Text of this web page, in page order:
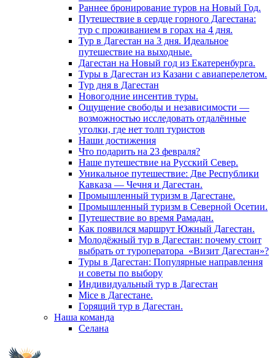
Раннее бронирование туров на Новый Год.
Путешествие в сердце горного Дагестана:
тур с проживанием в горах на 4 дня.
Тур в Дагестан на 3 дня. Идеальное
путешествие на выходные.
Дагестан на Новый год из Екатеренбурга.
Туры в Дагестан из Казани с авиаперелетом.
Тур дня в Дагестан
Новогодние инсентив туры.
Ощущение свободы и независимости —
возможностью исследовать отдалённые
уголки, где нет толп туристов
Наши достижения
Что подарить на 23 февраля?
Наше путешествие на Русский Север.
Уникальное путешествие: Две Республики
Кавказа — Чечня и Дагестан.
Промышленный туризм в Дагестане.
Промышленный туризм в Северной Осетии.
Путешествие во время Рамадан.
Как появился маршрут Южный Дагестан.
Молодёжный тур в Дагестан: почему стоит
выбрать от туроператора «Визит Дагестан»?
Туры в Дагестан: Популярные направлення
и советы по выбору
Индивидуальный тур в Дагестан
Mice в Дагестане.
Горящий тур в Дагестан.
Наша команда
Селана